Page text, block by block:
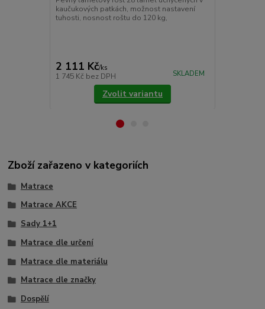
kaučukových patkách, možnost nastavení
tuhosti, nosnost roštu do 120 kg,
2 111 Kč/ks
1 745 Kč bez DPH SKLADEM
Zvolit variantu
Zboží zařazeno v kategoriích
Matrace
Matrace AKCE
Sady 1+1
Matrace dle určení
Matrace dle materiálu
Matrace dle značky
Dospělí